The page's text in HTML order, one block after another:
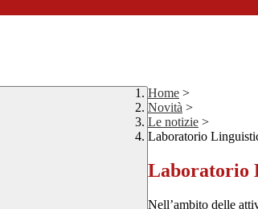
Home >
Novità >
Le notizie >
Laboratorio
Laboratorio
Nell’ambito delle